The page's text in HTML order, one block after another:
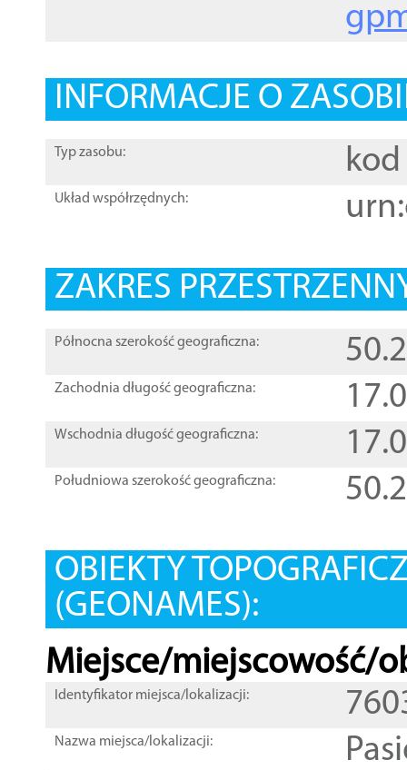
INFORMACJE O
Typ zasobu: kod
Układ współrzędnych:
ZAKRES
Północna szerokość geograficzna:
Zachodnia długość geograficzna:
Wschodnia długość geograficzna:
Południowa szerokość geograficzna:
OBIEKTY
(GEONAMES):
Miejsce/miejscowość/
Identyfikator miejsca/lokalizacji:
Nazwa miejsca/lokalizacji: